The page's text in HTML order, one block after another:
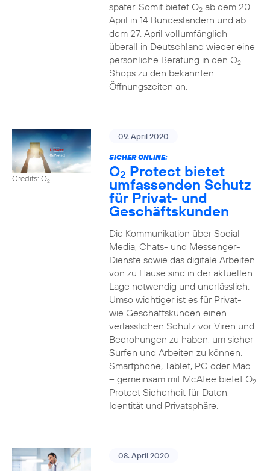
später. Somit bietet O2ab dem 20.
April in 14 Bundesländern und ab
dem 27. April vollumfänglich
überall in Deutschland wieder eine
persönliche Beratung in den O2
Shops zu den bekannten
Öffnungszeiten an.
Credits: O2
09. April 2020
SICHER ONLINE:
O2 Protect bietet
umfassenden Schutz
für Privat- und
Geschäftskunden
Die Kommunikation über Social
Media, Chats- und Messenger-
Dienste sowie das digitale Arbeiten
von zu Hause sind in der aktuellen
Lage notwendig und unerlässlich.
Umso wichtiger ist es für Privat-
wie Geschäftskunden einen
verlässlichen Schutz vor Viren und
Bedrohungen zu haben, um sicher
Surfen und Arbeiten zu können.
Smartphone, Tablet, PC oder Mac
– gemeinsam mit McAfee bietet O2
Protect Sicherheit für Daten,
Identität und Privatsphäre.
08. April 2020